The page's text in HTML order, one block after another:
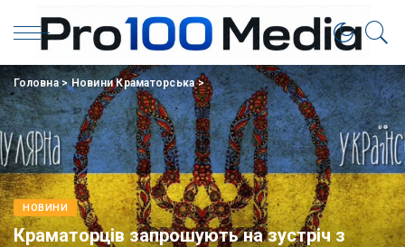
Головна>Новини Краматорська>
НОВИНИ
Краматорців запрошують на зустріч з